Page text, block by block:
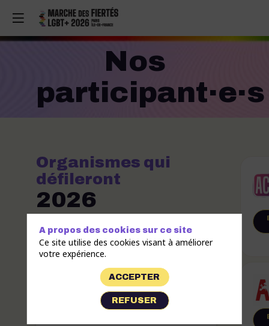
Nos
participant·e·s
Organismes qui
défileront
2026
Convivialité
A propos des cookies sur ce site
Ce site utilise des cookies visant à améliorer
votre expérience.
ACCEPTER
REFUSER